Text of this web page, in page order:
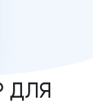
ДЛЯ